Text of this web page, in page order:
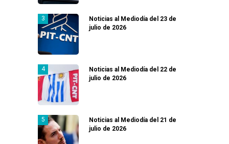
Noticias al Mediodía del 23 de
julio de 2026
Noticias al Mediodía del 22 de
julio de 2026
Noticias al Mediodía del 21 de
julio de 2026